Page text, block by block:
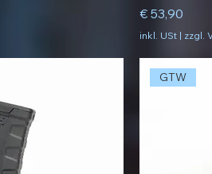
Preis
€ 53,90
inkl. USt| zzgl.
GTW